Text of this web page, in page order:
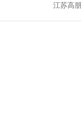
江苏高